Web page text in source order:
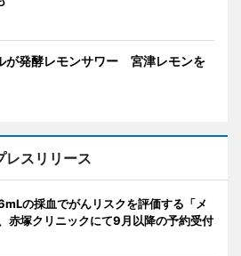
が発酵レモンサワー 宮津レモンを
レスリリース
の採血でがんリスクを評価する「メ
赤塚クリニックにて9月以降の予約受付